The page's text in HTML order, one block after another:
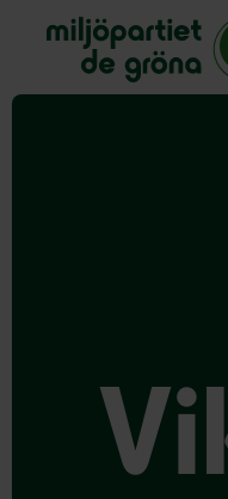
Miljöpartiet de